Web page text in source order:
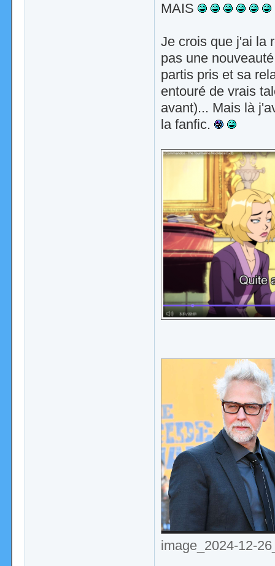
MAIS
Je crois que j'ai la
pas une
partis pris et sa
entouré de vrais
avant)... Mais là
la fanfic.
image_2024-12-